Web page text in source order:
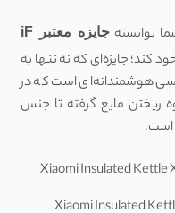
توانسته جایزه معتبر
iF
خود کند؛ جایزه‌ای که نه تنها به
هوشمندانه‌ای است که در
مایع گرفته تا جنس
است.